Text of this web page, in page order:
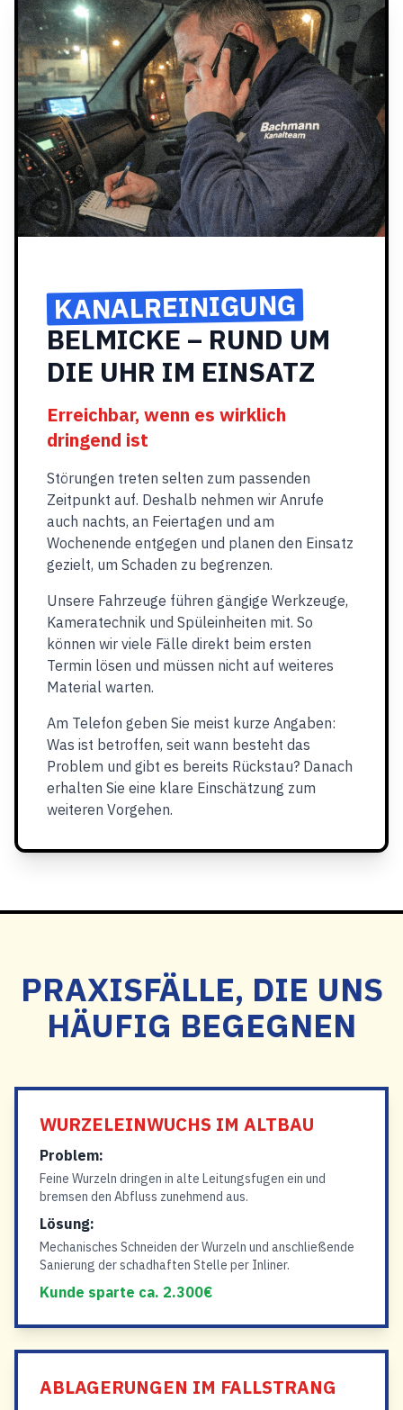
KANALREINIGUNG
BELMICKE – RUND UM
DIE UHR IM EINSATZ
Erreichbar, wenn es wirklich
dringend ist
Störungen treten selten zum passenden
Zeitpunkt auf. Deshalb nehmen wir Anrufe
auch nachts, an Feiertagen und am
Wochenende entgegen und planen den Einsatz
gezielt, um Schaden zu begrenzen.
Unsere Fahrzeuge führen gängige Werkzeuge,
Kameratechnik und Spüleinheiten mit. So
können wir viele Fälle direkt beim ersten
Termin lösen und müssen nicht auf weiteres
Material warten.
Am Telefon geben Sie meist kurze Angaben:
Was ist betroffen, seit wann besteht das
Problem und gibt es bereits Rückstau? Danach
erhalten Sie eine klare Einschätzung zum
weiteren Vorgehen.
PRAXISFÄLLE, DIE UNS
HÄUFIG BEGEGNEN
WURZELEINWUCHS IM ALTBAU
Problem:
Feine Wurzeln dringen in alte Leitungsfugen ein und
bremsen den Abfluss zunehmend aus.
Lösung:
Mechanisches Schneiden der Wurzeln und anschließende
Sanierung der schadhaften Stelle per Inliner.
Kunde sparte ca. 2.300€
ABLAGERUNGEN IM FALLSTRANG